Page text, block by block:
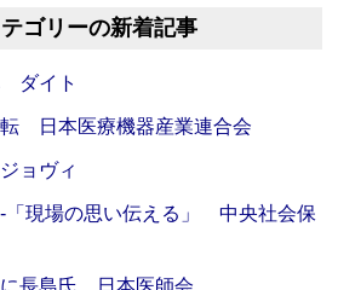
ゴリーの新着記事
ダイト
日本医療機器産業連合会
ョヴィ
「現場の思い伝える」 中央社会保